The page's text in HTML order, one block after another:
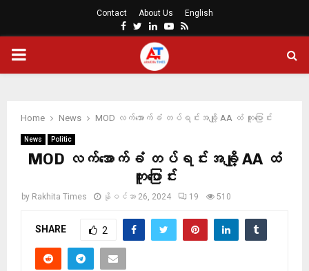
Contact About Us English
Facebook
Twitter
LinkedinYoutube
Rss
PRIMARY
Home News MOD လက်အောက်ခံ တပ်ရင်းအချို့ AA ထံ ကူးပြောင်း
News Politic
MOD လက်အောက်ခံ တပ်ရင်းအချို့ AA ထံ
ကူးပြောင်း
by Rakhita Times နိုဝင်ဘာ 26, 2024 19 510
SHARE 2